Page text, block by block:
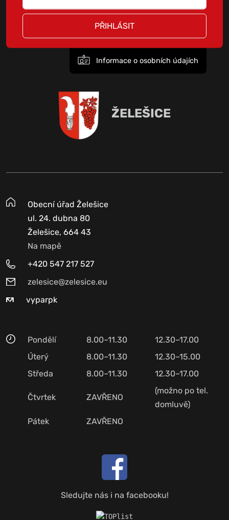
PŘIHLÁSIT
Informace o osobních údajích
ŽELEŠICE
Obecní úřad Želešice
ul. 24. dubna 80
Želešice, 664 43
Na mapě
+420 547 217 527
zelesice@zelesice.eu
vyparpk
Pondělí 8.00–11.30
12.30–17.00
Úterý
8.00–11.30
12.30–15.00
Středa
8.00–11.30 12.30–17.00
Čtvrtek ZAVŘENO
(možno po tel.
domluvě)
Pátek
ZAVŘENO
Sledujte nás i na facebooku!